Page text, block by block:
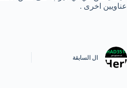
عناويين اخرى .
ال السابقة